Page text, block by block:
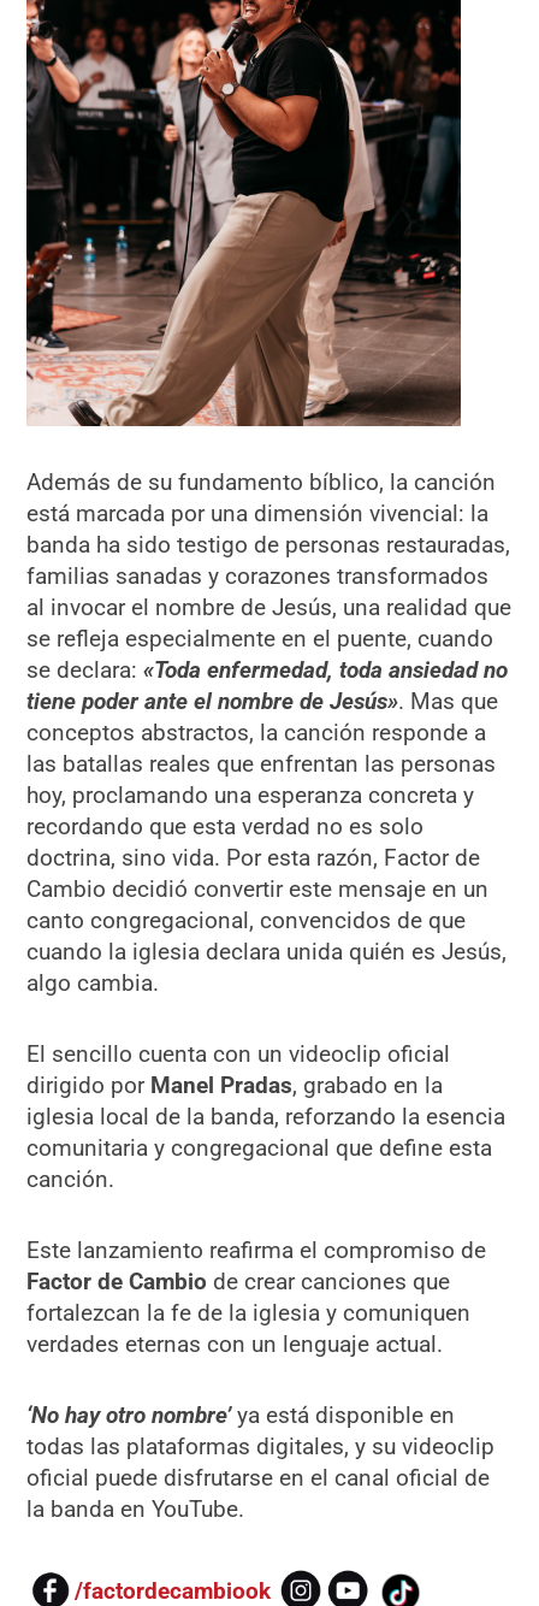
Además de su fundamento bíblico, la canción
está marcada por una dimensión vivencial: la
banda ha sido testigo de personas restauradas,
familias sanadas y corazones transformados
al invocar el nombre de Jesús, una realidad que
se refleja especialmente en el puente, cuando
se declara:«Toda enfermedad, toda ansiedad no
tiene poder ante el nombre de Jesús». Mas que
conceptos abstractos, la canción responde a
las batallas reales que enfrentan las personas
hoy, proclamando una esperanza concreta y
recordando que esta verdad no es solo
doctrina, sino vida. Por esta razón, Factor de
Cambio decidió convertir este mensaje en un
canto congregacional, convencidos de que
cuando la iglesia declara unida quién es Jesús,
algo cambia.
El sencillo cuenta con un videoclip oficial
dirigido por Manel Pradas, grabado en la
iglesia local de la banda, reforzando la esencia
comunitaria y congregacional que define esta
canción.
Este lanzamiento reafirma el compromiso de
Factor de Cambio de crear canciones que
fortalezcan la fe de la iglesia y comuniquen
verdades eternas con un lenguaje actual.
‘No hay otro nombre’ya está disponible en
todas las plataformas digitales, y su videoclip
oficial puede disfrutarse en el canal oficial de
la banda en YouTube.
/factordecambiook